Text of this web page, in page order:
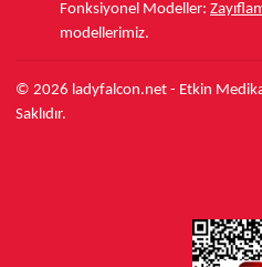
Fonksiyonel Modeller:
modellerimiz.
© 2026 ladyfalcon.net - Etkin Medikal
Saklıdır.